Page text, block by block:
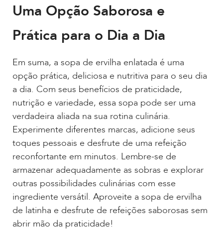
Uma Opção Saborosa e
Prática para o Dia a Dia
Em suma, a sopa de ervilha enlatada é uma
opção prática, deliciosa e nutritiva para o seu dia
a dia. Com seus benefícios de praticidade,
nutrição e variedade, essa sopa pode ser uma
verdadeira aliada na sua rotina culinária.
Experimente diferentes marcas, adicione seus
toques pessoais e desfrute de uma refeição
reconfortante em minutos. Lembre-se de
armazenar adequadamente as sobras e explorar
outras possibilidades culinárias com esse
ingrediente versátil. Aproveite a sopa de ervilha
de latinha e desfrute de refeições saborosas sem
abrir mão da praticidade!